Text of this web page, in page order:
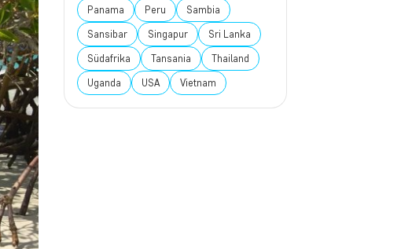
Panama Peru Sambia
Sansibar Singapur Sri Lanka
Südafrika Tansania Thailand
Uganda USA Vietnam